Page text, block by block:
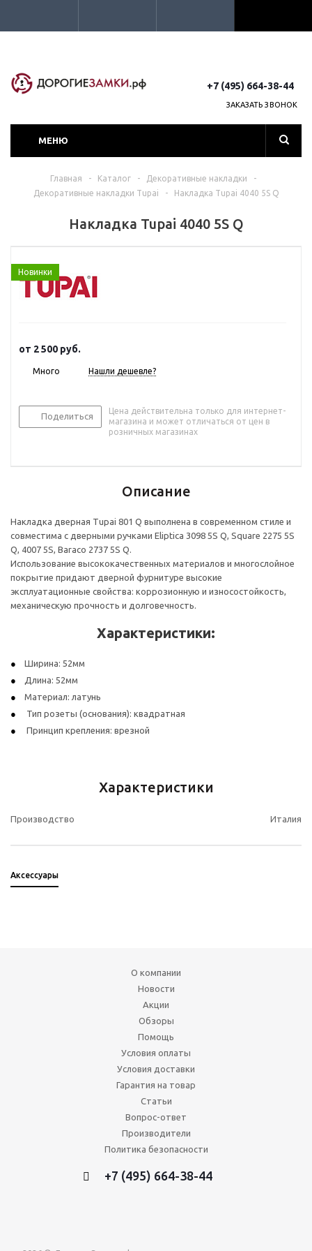
+7 (495) 664-38-44
ЗАКАЗАТЬ ЗВОНОК
МЕНЮ
Главная - Каталог - Декоративные накладки
-
Декоративные накладки Tupai
- Накладка Tupai 4040 5S Q
Накладка Tupai 4040 5S Q
Новинки
от 2 500 руб.
Много Нашли дешевле?
Поделиться
Цена действительна только для интернет-
магазина и может отличаться от цен в
розничных магазинах
Описание
Накладка дверная Tupai 801 Q выполнена в современном стиле и
совместима с дверными ручками Eliptica 3098 5S Q, Square 2275 5S
Q, 4007 5S, Baraco 2737 5S Q.
Использование высококачественных материалов и многослойное
покрытие придают дверной фурнитуре высокие
эксплуатационные свойства: коррозионную и износостойкость,
механическую прочность и долговечность.
Характеристики:
Ширина: 52мм
Длина: 52мм
Материал: латунь
Тип розеты (основания): квадратная
Принцип крепления: врезной
Характеристики
Производство Италия
Аксессуары
О компании
Новости
Акции
Обзоры
Помощь
Условия оплаты
Условия доставки
Гарантия на товар
Статьи
Вопрос-ответ
Производители
Политика безопасности
+7 (495) 664-38-44